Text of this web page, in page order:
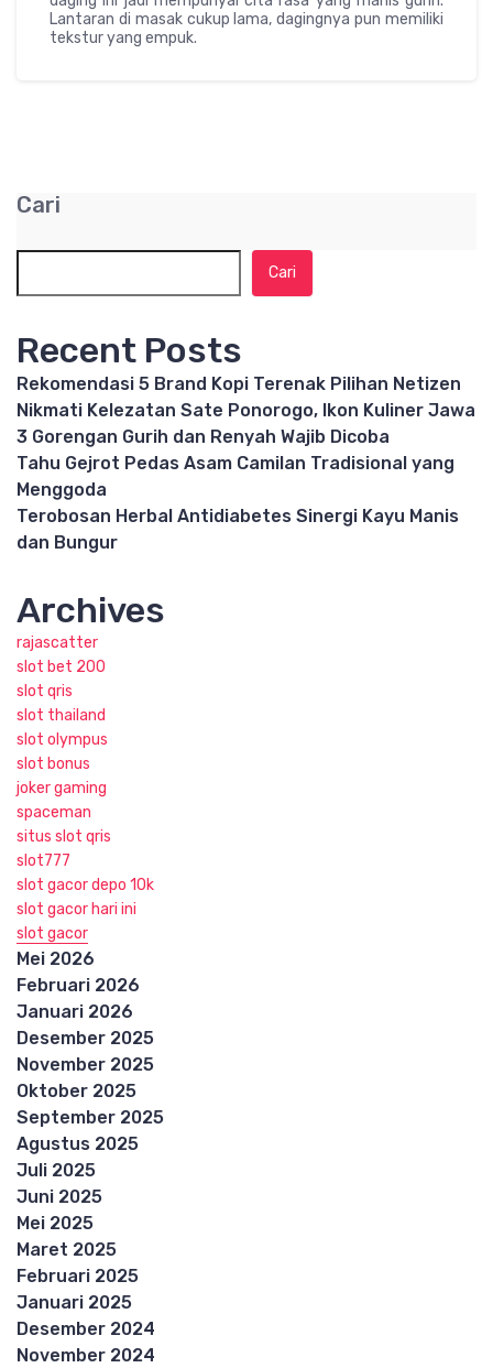
Lantaran di masak cukup lama, dagingnya pun memiliki
tekstur yang empuk.
Cari
Cari
Recent Posts
Rekomendasi 5 Brand Kopi Terenak Pilihan Netizen
Nikmati Kelezatan Sate Ponorogo, Ikon Kuliner Jawa
3 Gorengan Gurih dan Renyah Wajib Dicoba
Tahu Gejrot Pedas Asam Camilan Tradisional yang
Menggoda
Terobosan Herbal Antidiabetes Sinergi Kayu Manis
dan Bungur
Archives
rajascatter
slot bet 200
slot qris
slot thailand
slot olympus
slot bonus
joker gaming
spaceman
situs slot qris
slot777
slot gacor depo 10k
slot gacor hari ini
slot gacor
Mei 2026
Februari 2026
Januari 2026
Desember 2025
November 2025
Oktober 2025
September 2025
Agustus 2025
Juli 2025
Juni 2025
Mei 2025
Maret 2025
Februari 2025
Januari 2025
Desember 2024
November 2024